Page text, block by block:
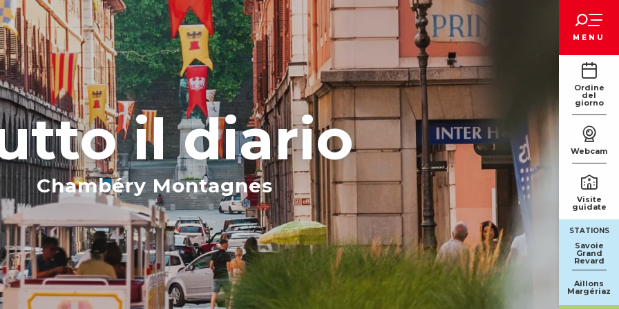
MENU
Ordine
del
giorno
Webcam
Visite
guidate
STATIONS
Savoie
Grand
Revard
Aillons
Margériaz
il diario
Chambéry Montagnes